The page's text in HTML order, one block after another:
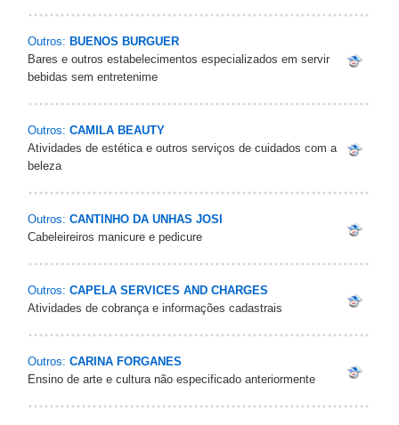
Outros: BUENOS BURGUER
Bares e outros estabelecimentos especializados em servir
bebidas sem entretenime
Outros: CAMILA BEAUTY
Atividades de estética e outros serviços de cuidados com a
beleza
Outros: CANTINHO DA UNHAS JOSI
Cabeleireiros manicure e pedicure
Outros: CAPELA SERVICES AND CHARGES
Atividades de cobrança e informações cadastrais
Outros: CARINA FORGANES
Ensino de arte e cultura não especificado anteriormente